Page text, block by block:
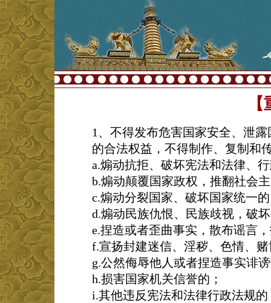
1、不得发布危害国家安全、泄
的合法权益，不得制作、复制和
a.煽动抗拒、破坏宪法和法律、
b.煽动颠覆国家政权，推翻社会
c.煽动分裂国家、破坏国家统一
d.煽动民族仇恨、民族歧视，破
e.捏造或者歪曲事实，散布谣言
f.宣扬封建迷信、淫秽、色情、
g.公然侮辱他人或者捏造事实诽
h.损害国家机关信誉的；
i.其他违反宪法和法律行政法规的